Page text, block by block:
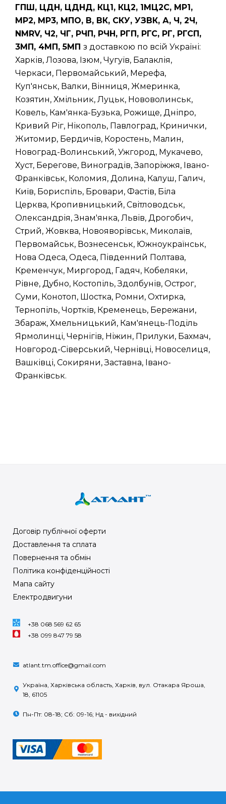
ГПШ, ЦДН, ЦДНД, КЦ1, КЦ2, 1МЦ2С, МР1,
МР2, МР3, МПО, В, ВК, СКУ, УЗВК, А, Ч, 2Ч,
NMRV, Ч2, ЧГ, РЧП, РЧН, РГП, РГС, РГ, РГСП,
3МП, 4МП, 5МП з доставкою по всій Україні:
Харків, Лозова, Ізюм, Чугуїв, Балаклія,
Черкаси, Первомайський, Мерефа,
Куп'янськ, Валки, Вінниця, Жмеринка,
Козятин, Хмільник, Луцьк, Нововолинськ,
Ковель, Кам'янка-Бузька, Рожище, Дніпро,
Кривий Ріг, Нікополь, Павлоград, Кринички,
Житомир, Бердичів, Коростень, Малин,
Новоград-Волинський, Ужгород, Мукачево,
Хуст, Берегове, Виноградів, Запоріжжя, Івано-
Франківськ, Коломия, Долина, Калуш, Галич,
Київ, Бориспіль, Бровари, Фастів, Біла
Церква, Кропивницький, Світловодськ,
Олександрія, Знам'янка, Львів, Дрогобич,
Стрий, Жовква, Новояворівськ, Миколаїв,
Первомайськ, Вознесенськ, Южноукраїнськ,
Нова Одеса, Одеса, Південний Полтава,
Кременчук, Миргород, Гадяч, Кобеляки,
Рівне, Дубно, Костопіль, Здолбунів, Острог,
Суми, Конотоп, Шостка, Ромни, Охтирка,
Тернопіль, Чортків, Кременець, Бережани,
Збараж, Хмельницький, Кам'янець-Поділь
Ярмолинці, Чернігів, Ніжин, Прилуки, Бахмач,
Новгород-Сіверський, Чернівці, Новоселиця,
Вашківці, Сокиряни, Заставна, Івано-
Франківськ.
Договір публічної оферти
Доставлення та сплата
Повернення та обмін
Політика конфіденційності
Мапа сайту
Електродвигуни
+38 068 569 62 65
+38 099 847 79 58
atlant.tm.office@gmail.com
Україна, Харківська область, Харків, вул. Отакара Яроша,
18, 61105
Пн-Пт: 08-18; Сб: 09-16; Нд - вихідний